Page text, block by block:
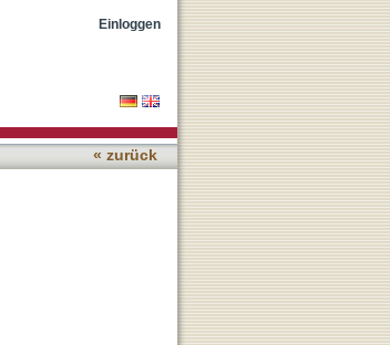
Einloggen
« zurück